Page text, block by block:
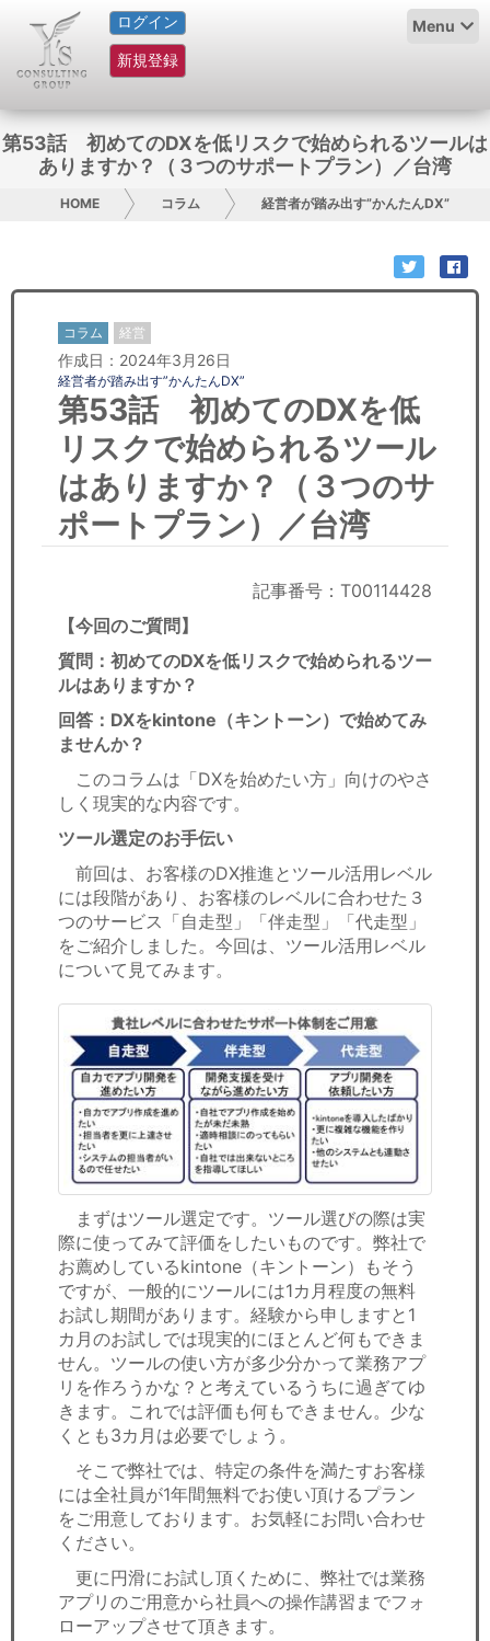
ログイン
新規登録
Menu
HOME
サービス紹介
コラム
グループ概要
お問い合わせ
日本人にPR
コンサルティング
リサーチ
セミナー
経済ニュース
ＩＴ
飲食店情報
第53話 初めてのDXを低リスクで始められるツールは
ありますか？（３つのサポートプラン）／台湾
HOME コラム 経営者が踏み出す”かんたんDX”
コラム 経営
作成日：2024年3月26日
経営者が踏み出す”かんたんDX”
第53話 初めてのDXを低
リスクで始められるツール
はありますか？（３つのサ
ポートプラン）／台湾
記事番号：T00114428
【今回のご質問】
質問：初めてのDXを低リスクで始められるツー
ルはありますか？
回答：DXをkintone（キントーン）で始めてみ
ませんか？
このコラムは「DXを始めたい方」向けのやさ
しく現実的な内容です。
ツール選定のお手伝い
前回は、お客様のDX推進とツール活用レベル
には段階があり、お客様のレベルに合わせた３
つのサービス「自走型」「伴走型」「代走型」
をご紹介しました。今回は、ツール活用レベル
について見てみます。
まずはツール選定です。ツール選びの際は実
際に使ってみて評価をしたいものです。弊社で
お薦めしているkintone（キントーン）もそう
ですが、一般的にツールには1カ月程度の無料
お試し期間があります。経験から申しますと1
カ月のお試しでは現実的にほとんど何もできま
せん。ツールの使い方が多少分かって業務アプ
リを作ろうかな？と考えているうちに過ぎてゆ
きます。これでは評価も何もできません。少な
くとも3カ月は必要でしょう。
そこで弊社では、特定の条件を満たすお客様
には全社員が1年間無料でお使い頂けるプラン
をご用意しております。お気軽にお問い合わせ
ください。
更に円滑にお試し頂くために、弊社では業務
アプリのご用意から社員への操作講習までフォ
ローアップさせて頂きます。